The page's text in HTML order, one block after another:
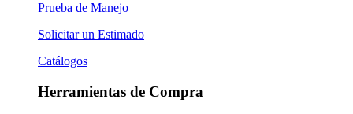
Prueba de Manejo
Solicitar un Estimado
Catálogos
Herramientas de Compra